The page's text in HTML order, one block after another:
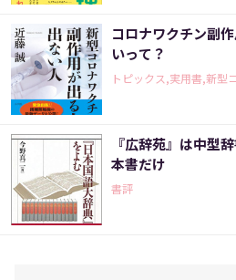
コロナワクチン副
いって？
トピックス,実用書,新型
『広辞苑』は中型
本書だけ
書評